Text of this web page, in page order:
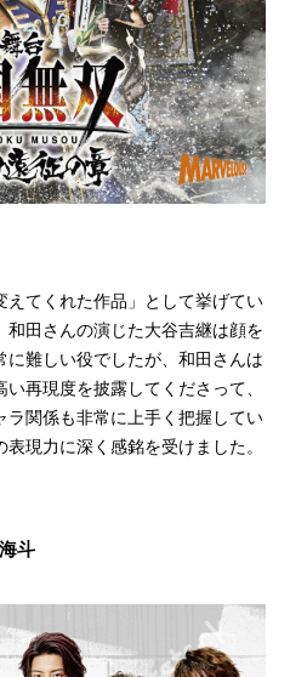
えてくれた作品」として挙げてい
田さんの演じた大谷吉継は顔を
難しい役でしたが、和田さんは
再現度を披露してくださって、
関係も非常に上手く把握してい
現力に深く感銘を受けました。
斗